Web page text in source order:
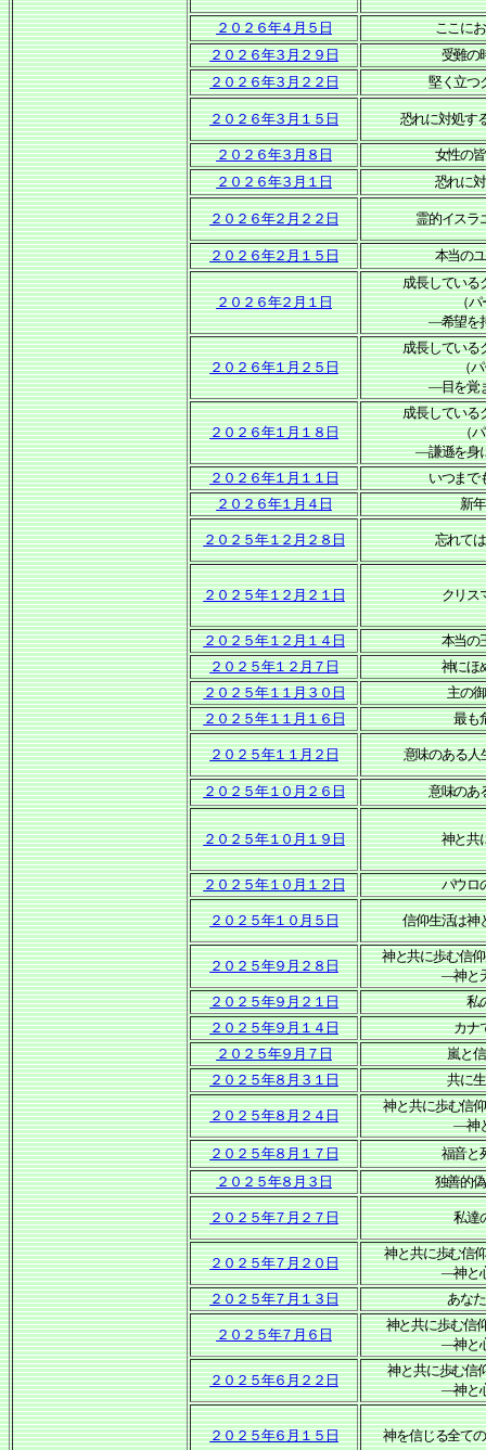
２０２６年４月５日
ここに
２０２６年３月２９日
受難の
２０２６年３月２２日
堅く立つ
２０２６年３月１５日 恐れに対処す
２０２６年３月８日
女性の
２０２６年３月１日
恐れに
２０２６年２月２２日 霊的イスラ
２０２６年２月１５日 本当の
２０２６年２月１日
成長している
（パ
―希望を
２０２６年１月２５日
成長している
（パ
―目を覚
２０２６年１月１８日
成長している
（パ
―謙遜を身
２０２６年１月１１日
いつまで
２０２６年１月４日
新
２０２５年１２月２８日 忘れて
２０２５年１２月２１日 クリス
２０２５年１２月１４日
本当の
２０２５年１２月７日
神にほ
２０２５年１１月３０日
主の
２０２５年１１月１６日
最も
２０２５年１１月２日 意味のある人
２０２５年１０月２６日 意味のあ
２０２５年１０月１９日 神と共
２０２５年１０月１２日 パウロ
２０２５年１０月５日 信仰生活は神
２０２５年９月２８日
神と共に歩む信
―神と
２０２５年９月２１日
私
２０２５年９月１４日
カナ
２０２５年９月７日
嵐と
２０２５年８月３１日
共に
２０２５年８月２４日
神と共に歩む信
―神
２０２５年８月１７日
福音と
２０２５年８月３日
独善的
２０２５年７月２７日 私達
２０２５年７月２０日
神と共に歩む信
―神と
２０２５年７月１３日
あな
２０２５年７月６日
神と共に歩む信
―神と
２０２５年６月２２日
神と共に歩む信
―神と
２０２５年６月１５日 神を信じる全て